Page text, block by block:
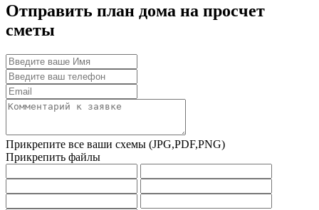
Отправить план дома на просчет
сметы
Прикрепите все ваши схемы (JPG,PDF,PNG)
Прикрепить файлы